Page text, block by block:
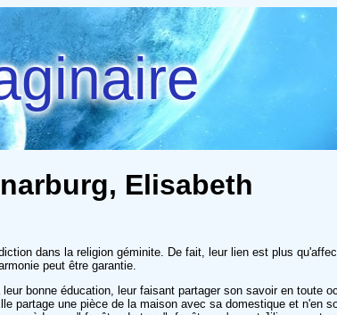
Elisabeth
dans la religion géminite. De fait, leur lien est plus
peut être garantie.
bonne éducation, leur faisant partager son savoir en toute
partage une pièce de la maison avec sa domestique et n'en